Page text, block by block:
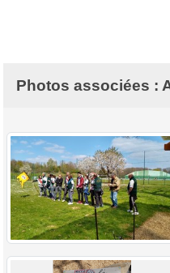
Photos associées :